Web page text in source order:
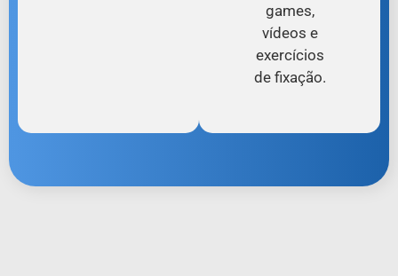
games,
vídeos e
exercícios
de fixação.